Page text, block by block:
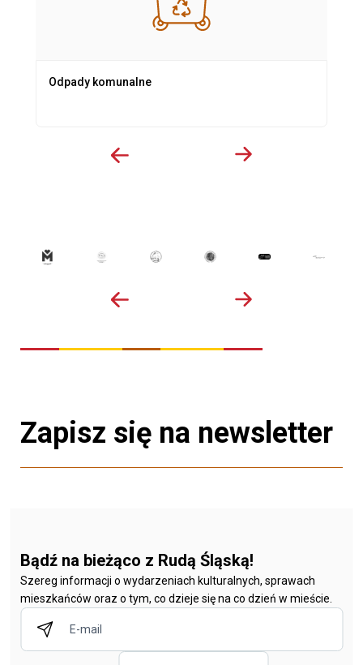
Odpady komunalne
Zapisz się na newsletter
Bądź na bieżąco z Rudą Śląską!
Szereg informacji o wydarzeniach kulturalnych, sprawach
mieszkańców oraz o tym, co dzieje się na co dzień w mieście.